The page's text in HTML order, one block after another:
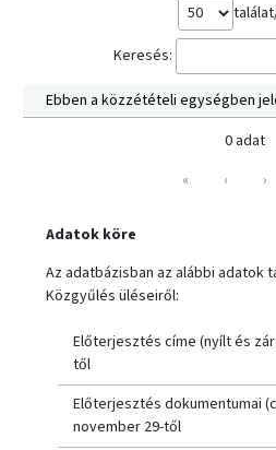
Keresés:
Ebben a közzétételi egységben
0 adat
«
‹ ›
Adatok köre
Az adatbázisban az alábbi adatok
Közgyűlés üléseiről:
Előterjesztés címe (nyílt és
től
Előterjesztés dokumentumai
november 29-től